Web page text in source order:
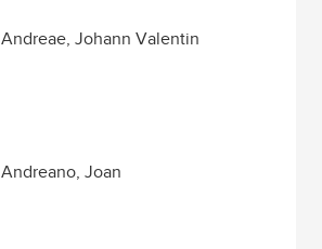
Andreae, Johann Valentin
Andreano, Joan